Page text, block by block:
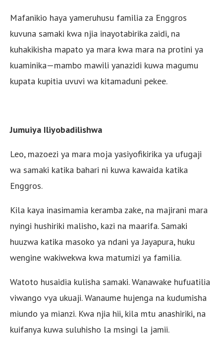
Mafanikio haya yameruhusu familia za Enggros
kuvuna samaki kwa njia inayotabirika zaidi, na
kuhakikisha mapato ya mara kwa mara na protini ya
kuaminika—mambo mawili yanazidi kuwa magumu
kupata kupitia uvuvi wa kitamaduni pekee.
Jumuiya Iliyobadilishwa
Leo, mazoezi ya mara moja yasiyofikirika ya ufugaji
wa samaki katika bahari ni kuwa kawaida katika
Enggros.
Kila kaya inasimamia keramba zake, na majirani mara
nyingi hushiriki malisho, kazi na maarifa. Samaki
huuzwa katika masoko ya ndani ya Jayapura, huku
wengine wakiwekwa kwa matumizi ya familia.
Watoto husaidia kulisha samaki. Wanawake hufuatilia
viwango vya ukuaji. Wanaume hujenga na kudumisha
miundo ya mianzi. Kwa njia hii, kila mtu anashiriki, na
kuifanya kuwa suluhisho la msingi la jamii.